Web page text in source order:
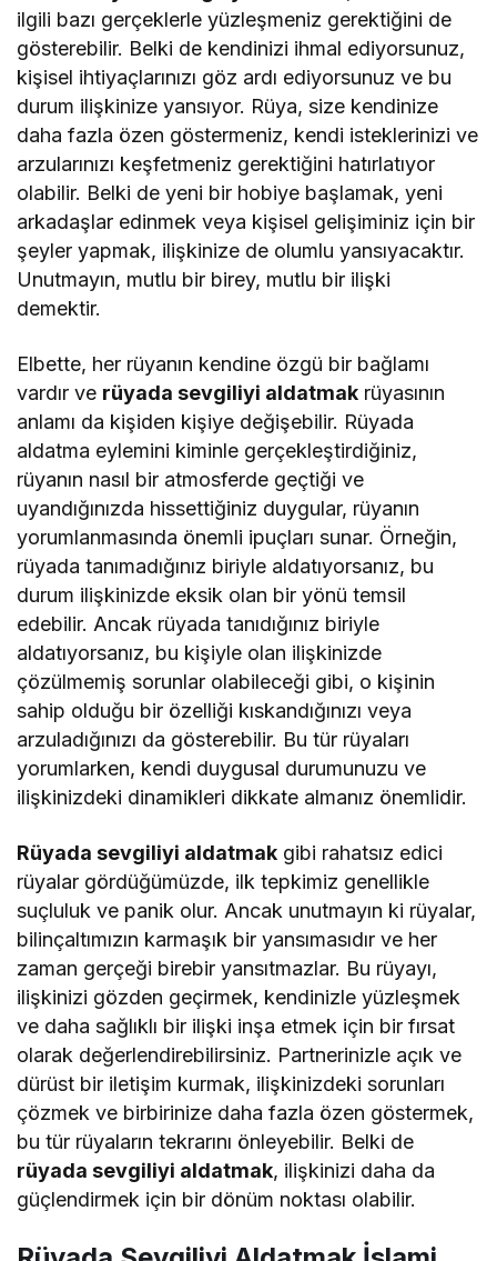
ilgili bazı gerçeklerle yüzleşmeniz gerektiğini de
gösterebilir. Belki de kendinizi ihmal ediyorsunuz,
kişisel ihtiyaçlarınızı göz ardı ediyorsunuz ve bu
durum ilişkinize yansıyor. Rüya, size kendinize
daha fazla özen göstermeniz, kendi isteklerinizi ve
arzularınızı keşfetmeniz gerektiğini hatırlatıyor
olabilir. Belki de yeni bir hobiye başlamak, yeni
arkadaşlar edinmek veya kişisel gelişiminiz için bir
şeyler yapmak, ilişkinize de olumlu yansıyacaktır.
Unutmayın, mutlu bir birey, mutlu bir ilişki
demektir.
Elbette, her rüyanın kendine özgü bir bağlamı
vardır ve rüyada sevgiliyi aldatmak rüyasının
anlamı da kişiden kişiye değişebilir. Rüyada
aldatma eylemini kiminle gerçekleştirdiğiniz,
rüyanın nasıl bir atmosferde geçtiği ve
uyandığınızda hissettiğiniz duygular, rüyanın
yorumlanmasında önemli ipuçları sunar. Örneğin,
rüyada tanımadığınız biriyle aldatıyorsanız, bu
durum ilişkinizde eksik olan bir yönü temsil
edebilir. Ancak rüyada tanıdığınız biriyle
aldatıyorsanız, bu kişiyle olan ilişkinizde
çözülmemiş sorunlar olabileceği gibi, o kişinin
sahip olduğu bir özelliği kıskandığınızı veya
arzuladığınızı da gösterebilir. Bu tür rüyaları
yorumlarken, kendi duygusal durumunuzu ve
ilişkinizdeki dinamikleri dikkate almanız önemlidir.
Rüyada sevgiliyi aldatmak gibi rahatsız edici
rüyalar gördüğümüzde, ilk tepkimiz genellikle
suçluluk ve panik olur. Ancak unutmayın ki rüyalar,
bilinçaltımızın karmaşık bir yansımasıdır ve her
zaman gerçeği birebir yansıtmazlar. Bu rüyayı,
ilişkinizi gözden geçirmek, kendinizle yüzleşmek
ve daha sağlıklı bir ilişki inşa etmek için bir fırsat
olarak değerlendirebilirsiniz. Partnerinizle açık ve
dürüst bir iletişim kurmak, ilişkinizdeki sorunları
çözmek ve birbirinize daha fazla özen göstermek,
bu tür rüyaların tekrarını önleyebilir. Belki de
rüyada sevgiliyi aldatmak, ilişkinizi daha da
güçlendirmek için bir dönüm noktası olabilir.